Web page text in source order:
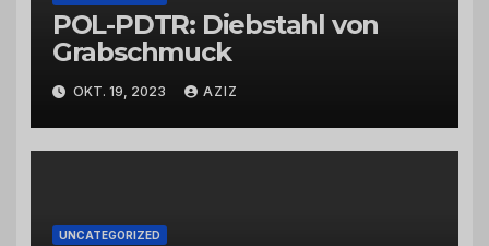
POL-PDTR: Diebstahl von
Grabschmuck
OKT. 19, 2023 AZIZ
UNCATEGORIZED